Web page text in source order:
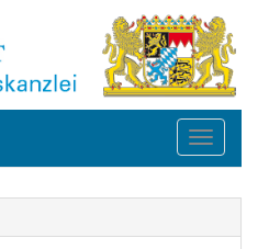
Toggle